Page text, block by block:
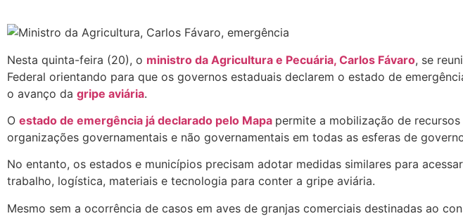
Nesta quinta-feira (20), o ministro da Agricultura e Pecuária, Carlos Fávaro, se
Federal orientando para que os governos estaduais declarem o estado de
o avanço da gripe aviária.
O estado de emergência já declarado pelo Mapa permite a mobilização de
organizações governamentais e não governamentais em todas as esferas de
No entanto, os estados e municípios precisam adotar medidas similares para
trabalho, logística, materiais e tecnologia para conter a gripe aviária.
Mesmo sem a ocorrência de casos em aves de granjas comerciais destinadas ao